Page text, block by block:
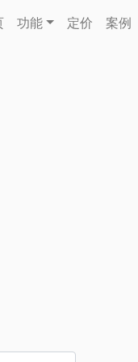
功能 定价 案例